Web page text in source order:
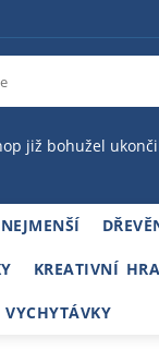
již bohužel
KREATIVNÍ
VYCHYTÁVKY